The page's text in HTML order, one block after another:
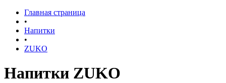
Главная страница
•
Напитки
•
ZUKO
Напитки ZUKO